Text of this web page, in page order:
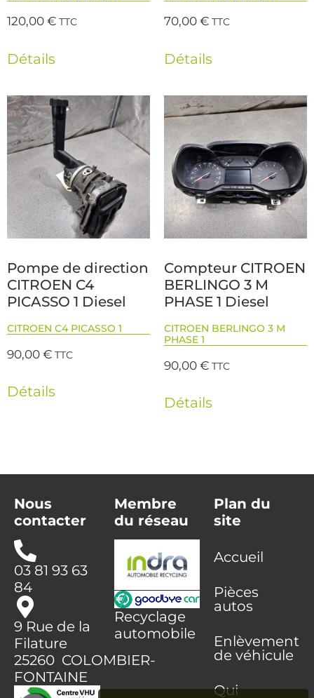
120,00€ TTC
Détails
70,00€ TTC
Détails
Pompe de direction
CITROEN C4
PICASSO 1 Diesel
CITROEN C4 PICASSO 1
90,00€ TTC
Détails
Compteur CITROEN
BERLINGO 3 M
PHASE 1 Diesel
CITROEN BERLINGO 3 M
PHASE 1
90,00€ TTC
Détails
Nous
contacter
03 81 93 63
84
9 Rue de la
Filature
25260 COLOMBIER-
FONTAINE
Membre
du réseau
Recyclage
automobile
Plan du
site
Accueil
Pièces
autos
Enlèvement
de véhicule
Qui